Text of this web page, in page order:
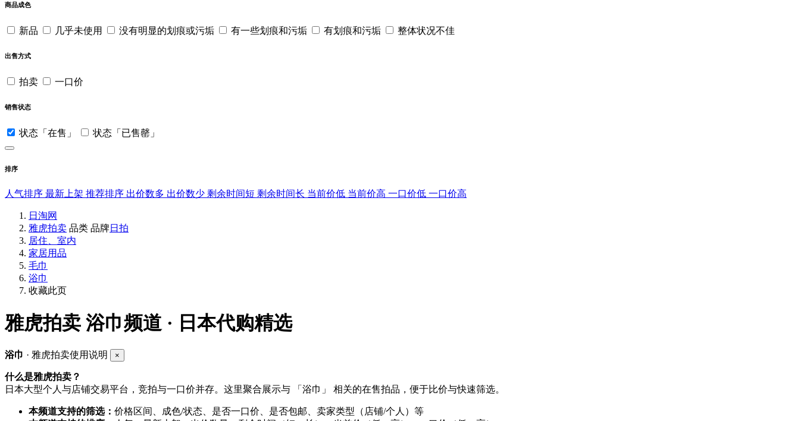
商品成色
新品 几乎未使用 没有明显的划痕或污垢 有一些划痕和污垢 有划痕和污垢 整体状况不佳
出售方式
拍卖 一口价
销售状态
状态「在售」 状态「已售罄」
排序
人气排序 最新上架 推荐排序 出价数多 出价数少 剩余时间短 剩余时间长 当前价低 当前价高 一口价低 一口价高
日淘网
雅虎拍卖 品类 品牌日拍
居住、室内
家居用品
毛巾
浴巾
收藏此页
雅虎拍卖 浴巾频道 · 日本代购精选
浴巾 · 雅虎拍卖使用说明 ×
什么是雅虎拍卖？
日本大型个人与店铺交易平台，竞拍与一口价并存。这里聚合展示与 「浴巾」 相关的在售拍品，便于比价与快速筛选。
本频道支持的筛选： 价格区间、成色/状态、是否一口价、是否包邮、卖家类型（店铺/个人）等